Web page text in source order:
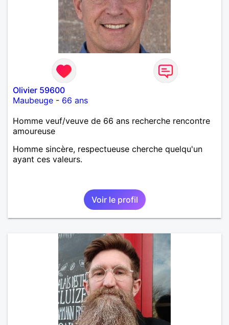
Olivier 59600
Maubeuge - 66 ans
Homme veuf/veuve de 66 ans recherche rencontre
amoureuse
Homme sincère, respectueuse cherche quelqu'un
ayant ces valeurs.
Voir le profil